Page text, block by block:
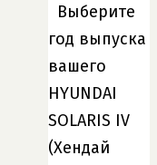
Выберите
год выпуска
вашего
HYUNDAI
SOLARIS IV
(Хендай